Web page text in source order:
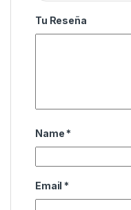
Tu Reseña
Name *
Email *